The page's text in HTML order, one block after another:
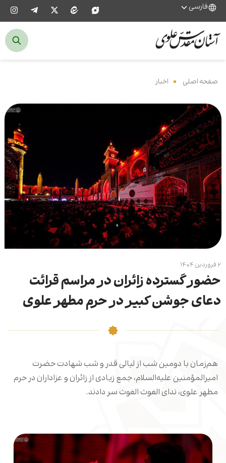
فارسی
صفحه اصلی اخبار
۲ فروردین ۱۴۰۴
حضور گسترده زائران در مراسم قرائت
دعای جوشن کبیر در حرم مطهر علوی
هم‌زمان با دومین شب از لیالی قدر و شب شهادت حضرت
امیرالمؤمنین علیه‌السلام، جمع زیادی از زائران و عزاداران در حرم
مطهر علوی، ندای الغوث الغوث سر دادند.